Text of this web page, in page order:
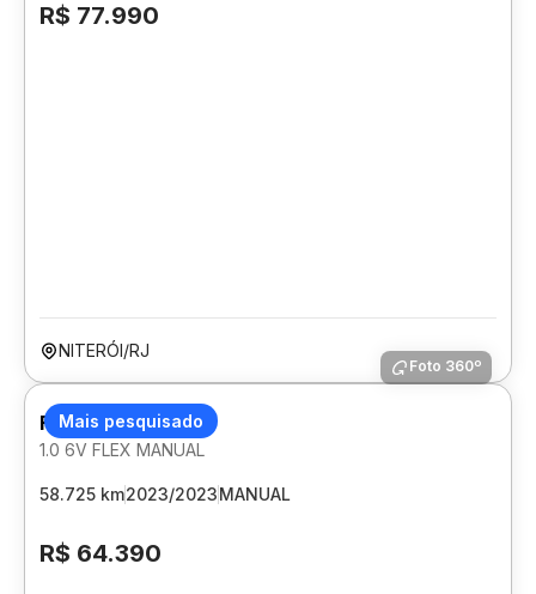
R$ 77.990
NITERÓI/RJ
Mais pesquisado
Foto 360º
FIAT ARGO
1.0 6V FLEX MANUAL
58.725 km2023/2023MANUAL
R$ 64.390